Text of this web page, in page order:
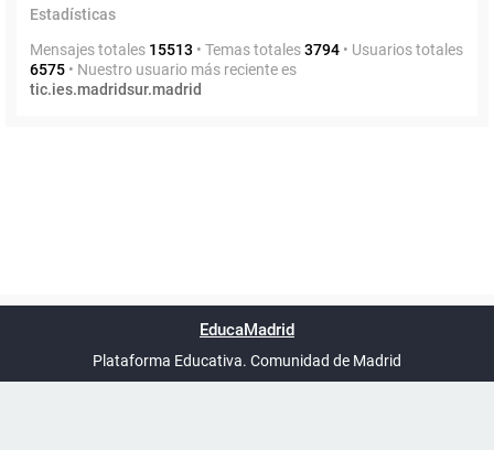
Estadísticas
Mensajes totales 15513 • Temas totales3794 • Usuarios totales
6575 • Nuestro usuario más reciente es
tic.ies.madridsur.madrid
UTC+02:00
phpBB España
EducaMadrid
Plataforma Educativa. Comunidad de Madrid